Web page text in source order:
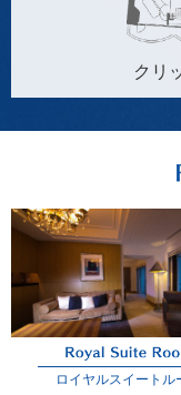
クリ
ロイヤルスイートル